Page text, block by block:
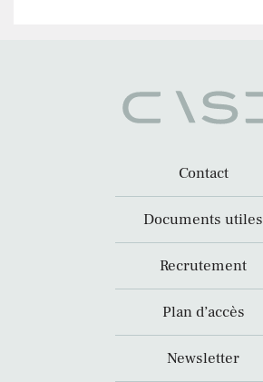
Contact
Documents utiles
Recrutement
Plan d’accès
Newsletter